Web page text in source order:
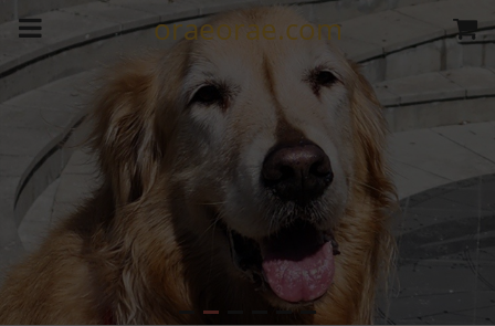
oraeorae.com